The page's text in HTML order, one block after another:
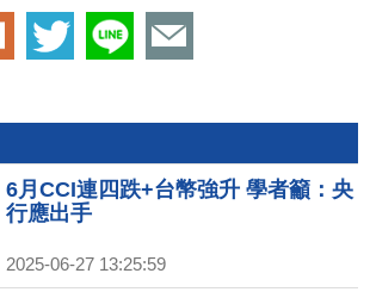
6月CCI連四跌+台幣強升 學者籲：央
行應出手
2025-06-27 13:25:59